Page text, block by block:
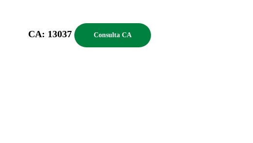
CA: 13037 Consulta CA